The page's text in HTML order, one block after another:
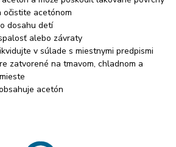
acetónom
dosahu detí
alebo závraty
v súlade s miestnymi predpismi
zatvorené na tmavom, chladnom a
acetón